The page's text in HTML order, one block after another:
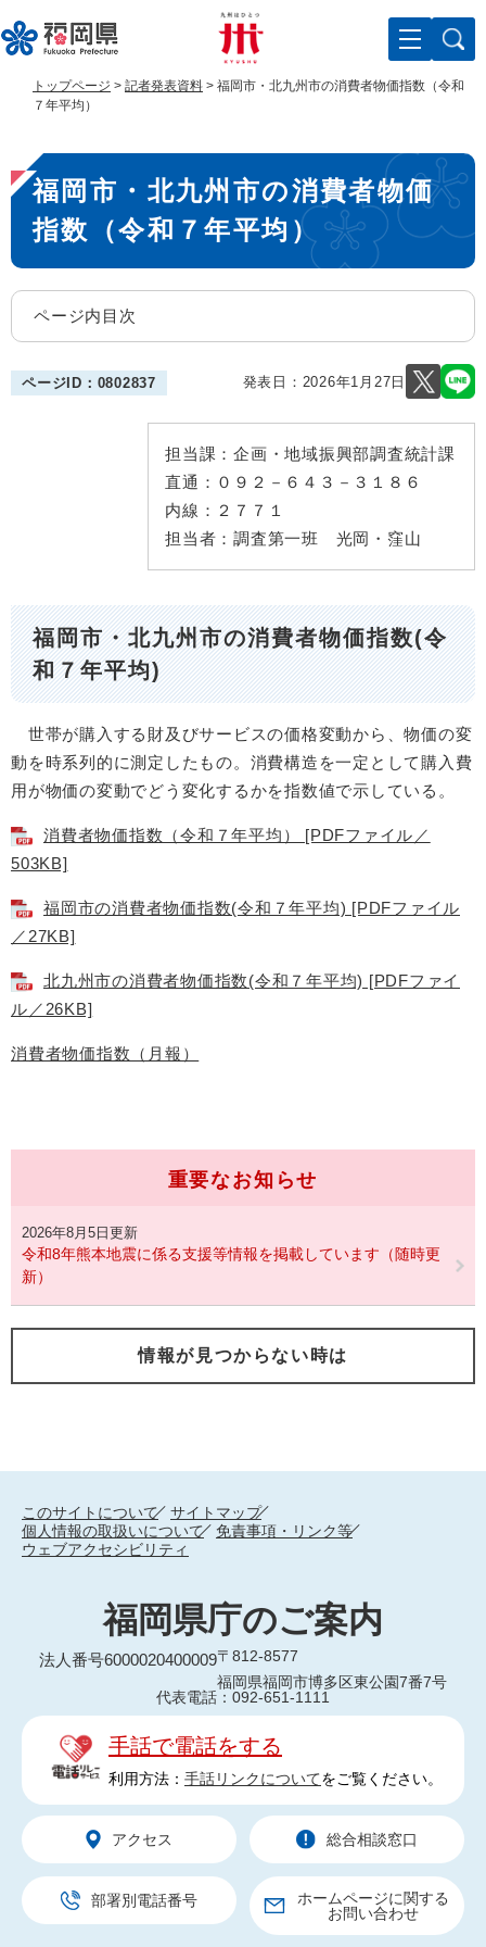
ー
ジ
す
。
ニ
ュ
し
て
へ
トップページ > 記者発表資料 > 福岡市・北九州市の消費者物価指数（令和
７年平均）
本
文
福岡市・北九州市の消費者物価
指数（令和７年平均）
ページ内目次
ページID：0802837 発表日： 2026年1月27日
担当課： 企画・地域振興部調査統計課
直通： ０９２－６４３－３１８６
内線： ２７７１
担当者： 調査第一班 光岡・窪山
福岡市・北九州市の消費者物価指数(令
和７年平均)
世帯が購入する財及びサービスの価格変動から、物価の変
動を時系列的に測定したもの。消費構造を一定として購入費
用が物価の変動でどう変化するかを指数値で示している。
消費者物価指数（令和７年平均） [PDFファイル／
503KB]
福岡市の消費者物価指数(令和７年平均) [PDFファイル
／27KB]
北九州市の消費者物価指数(令和７年平均) [PDFファイ
ル／26KB]
消費者物価指数（月報）
重要なお知らせ
2026年8月5日更新
令和8年熊本地震に係る支援等情報を掲載しています（随時更
新）
情報が見つからない時は
このサイトについて
サイトマップ
個人情報の取扱いについて
免責事項・リンク等
ウェブアクセシビリティ
福岡県庁のご案内
法人番号6000020400009〒812-8577
福岡県福岡市博多区東公園7番7号
代表電話：092-651-1111
手話で電話をする
利用方法： 手話リンクについてをご覧ください。
アクセス 総合相談窓口
部署別電話番号
ホームページに関する
お問い合わせ